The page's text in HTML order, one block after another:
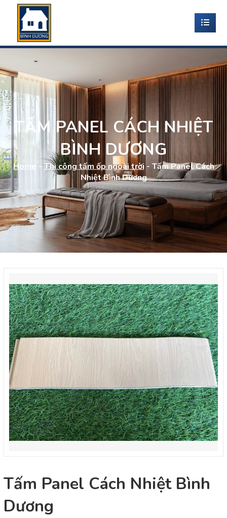
TẤM PANEL CÁCH NHIỆT
BÌNH DƯƠNG
Home -Thi công tấm ốp ngoài trời -Tấm Panel Cách
Nhiệt Bình Dương
Tấm Panel Cách Nhiệt Bình
Dương